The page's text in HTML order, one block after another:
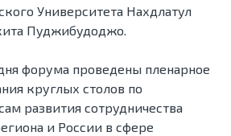
Университета Нахдлатул
Пуджибудоджо.
форума проведены пленарное
круглых столов по
развития сотрудничества
и России в сфере